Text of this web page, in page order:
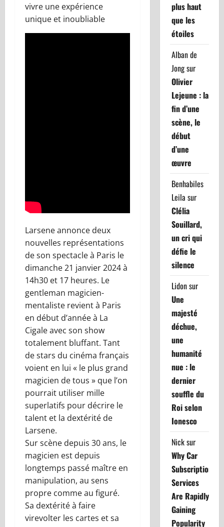
vivre une expérience
unique et inoubliable
Larsene annonce deux
nouvelles représentations
de son spectacle à Paris le
dimanche 21 janvier 2024 à
14h30 et 17 heures. Le
gentleman magicien-
mentaliste revient à Paris
en début d’année à La
Cigale avec son show
totalement bluffant. Tant
de stars du cinéma français
voient en lui « le plus grand
magicien de tous » que l’on
pourrait utiliser mille
superlatifs pour décrire le
talent et la dextérité de
Larsene.
Sur scène depuis 30 ans, le
magicien est depuis
longtemps passé maître en
manipulation, au sens
propre comme au figuré.
Sa dextérité à faire
virevolter les cartes et sa
plus haut
que les
étoiles
Alban de
Jongsur
Olivier
Lejeune : la
fin d’une
scène, le
début
d’une
œuvre
Benhabiles
Leila sur
Clélia
Souillard,
un cri qui
défie le
silence
Lidonsur
Une
majesté
déchue,
une
humanité
nue : le
dernier
souffle du
Roi selon
Ionesco
Nicksur
Why Car
Subscription
Services
Are Rapidly
Gaining
Popularity